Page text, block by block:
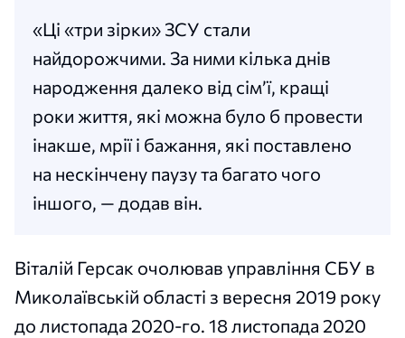
«Ці «три зірки» ЗСУ стали
найдорожчими. За ними кілька днів
народження далеко від сімʼї, кращі
роки життя, які можна було б провести
інакше, мрії і бажання, які поставлено
на нескінчену паузу та багато чого
іншого, — додав він.
Віталій Герсак очолював управління СБУ в
Миколаївській області з вересня 2019 року
до листопада 2020-го. 18 листопада 2020